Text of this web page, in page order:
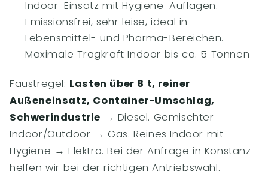
Indoor-Einsatz mit Hygiene-Auflagen.
Emissionsfrei, sehr leise, ideal in
Lebensmittel- und Pharma-Bereichen.
Maximale Tragkraft Indoor bis ca. 5 Tonnen
Faustregel: Lasten über 8 t, reiner
Außeneinsatz, Container-Umschlag,
Schwerindustrie → Diesel. Gemischter
Indoor/Outdoor → Gas. Reines Indoor mit
Hygiene → Elektro. Bei der Anfrage in Konstanz
helfen wir bei der richtigen Antriebswahl.